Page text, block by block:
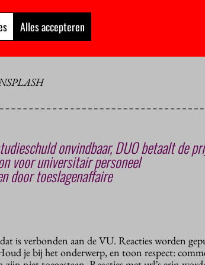
zorg dat je je uitspreekt”, zegt LSVb-voorzitter
26 juni presenteren tijdens de Dag van het
er een alternatief uitkomt, staat voor hen wel
onvindbaar, DUO betaalt de
voor universitair personeel
door toeslagenaffaire
is verbonden aan de VU. Reacties worden
je bij het onderwerp, en toon respect:
Alles accepteren